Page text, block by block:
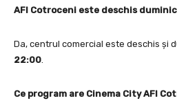
AFI Cotroceni este deschis
Da, centrul comercial este deschis și
22:00.
Ce program are Cinema City AFI